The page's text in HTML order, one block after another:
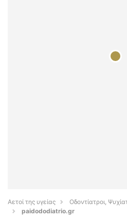
Αετοί της υγείας
Οδοντίατροι,
paidododiatrio.gr